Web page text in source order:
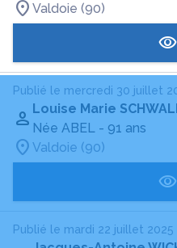
Valdoie (90)
Publié le mercredi 30 juillet
Louise Marie
Née ABEL - 91 ans
Valdoie (90)
Publié le mardi 22 juillet 2025